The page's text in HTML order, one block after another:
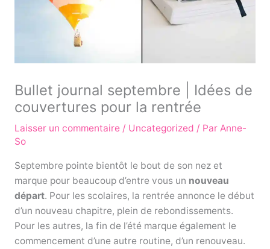
Bullet journal septembre | Idées de
couvertures pour la rentrée
Laisser un commentaire / Uncategorized / Par Anne-
So
Septembre pointe bientôt le bout de son nez et
marque pour beaucoup d’entre vous un nouveau
départ. Pour les scolaires, la rentrée annonce le début
d’un nouveau chapitre, plein de rebondissements.
Pour les autres, la fin de l’été marque également le
commencement d’une autre routine, d’un renouveau.